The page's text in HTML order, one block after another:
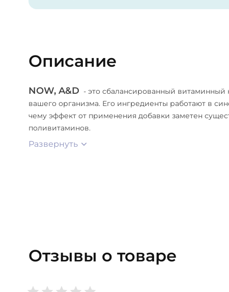
Описание
NOW, A&D - это сбалансированный
вашего организма. Его ингредиенты работают в
чему эффект от применения добавки заметен
поливитаминов.
Развернуть
Отзывы о товаре